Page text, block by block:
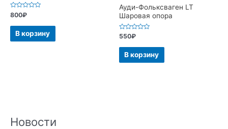
Новости
Оценка
0
из
800₽
В корзину
Ауди-Фольксваген LT
Шаровая опора
Оценка
0
из
550₽
В корзину